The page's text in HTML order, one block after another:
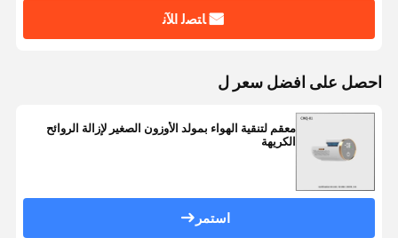
ﺎﺘﺼﻟ ﺍﻶﻧ
احصل على افضل سعر ل
معقم لتنقية الهواء بمولد الأوزون الصغير لإزالة الروائح
الكريهة
استمر